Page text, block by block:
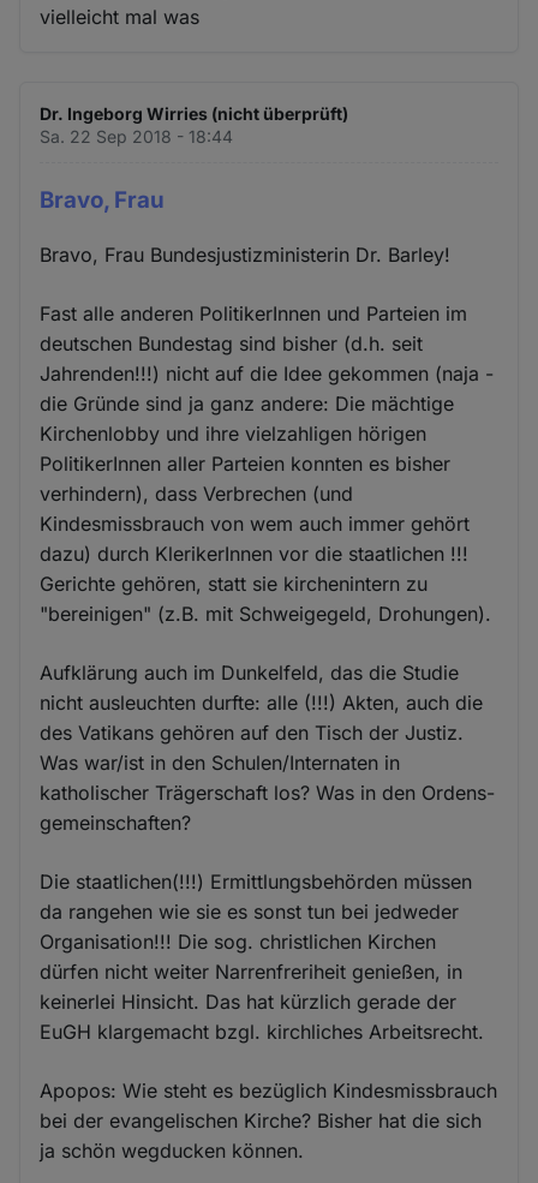
vielleicht mal was
Dr. Ingeborg Wirries (nicht überprüft)
Sa. 22 Sep 2018 - 18:44
Bravo, Frau
Bravo, Frau Bundesjustizministerin Dr. Barley!
Fast alle anderen PolitikerInnen und Parteien im
deutschen Bundestag sind bisher (d.h. seit
Jahrenden!!!) nicht auf die Idee gekommen (naja -
die Gründe sind ja ganz andere: Die mächtige
Kirchenlobby und ihre vielzahligen hörigen
PolitikerInnen aller Parteien konnten es bisher
verhindern), dass Verbrechen (und
Kindesmissbrauch von wem auch immer gehört
dazu) durch KlerikerInnen vor die staatlichen !!!
Gerichte gehören, statt sie kirchenintern zu
"bereinigen" (z.B. mit Schweigegeld, Drohungen).
Aufklärung auch im Dunkelfeld, das die Studie
nicht ausleuchten durfte: alle (!!!) Akten, auch die
des Vatikans gehören auf den Tisch der Justiz.
Was war/ist in den Schulen/Internaten in
katholischer Trägerschaft los? Was in den Ordens-
gemeinschaften?
Die staatlichen(!!!) Ermittlungsbehörden müssen
da rangehen wie sie es sonst tun bei jedweder
Organisation!!! Die sog. christlichen Kirchen
dürfen nicht weiter Narrenfreriheit genießen, in
keinerlei Hinsicht. Das hat kürzlich gerade der
EuGH klargemacht bzgl. kirchliches Arbeitsrecht.
Apopos: Wie steht es bezüglich Kindesmissbrauch
bei der evangelischen Kirche? Bisher hat die sich
ja schön wegducken können.